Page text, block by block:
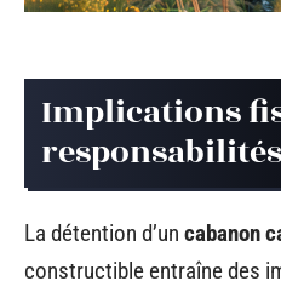
Implications
responsabilités
La détention d’un cabanon
constructible entraîne des